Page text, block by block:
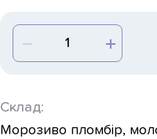
Склад:
Морозиво пломбір,